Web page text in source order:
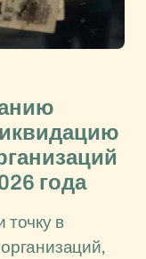
года
в